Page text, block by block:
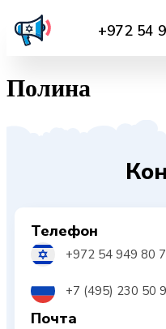
+972 54
Полина
Телефон
+972 54 949 80
+7 (495) 230 50
Почта